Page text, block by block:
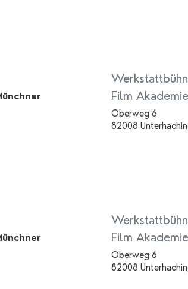
Film Akademie
Oberweg 6
82008
Film Akademie
Oberweg 6
82008